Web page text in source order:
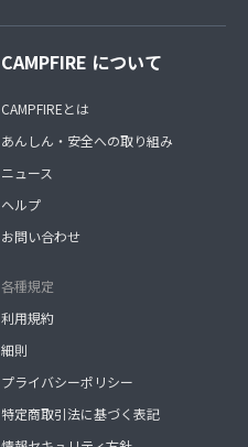
CAMPFIRE について
CAMPFIREとは
あんしん・安全への取り組み
ニュース
ヘルプ
お問い合わせ
各種規定
利用規約
細則
プライバシーポリシー
特定商取引法に基づく表記